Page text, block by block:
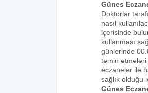
Günes
Doktorlar
nasıl
içerisinde
kullanması
günlerinde
temin etmeleri
eczaneler ile
sağlık olduğu
Günes